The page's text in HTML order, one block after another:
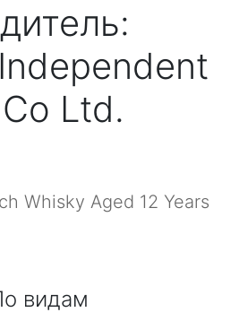
Ltd.
Whisky Aged 12 Years
видам